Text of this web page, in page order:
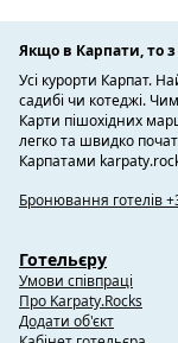
Якщо в Карпати, то
Усі курорти Карпат.
садибі чи котеджі.
Карти пішохідних
легко та швидко
Карпатами
Бронювання готелів
Готельєру
Умови співпраці
Про Karpaty.Rocks
Додати об'єкт